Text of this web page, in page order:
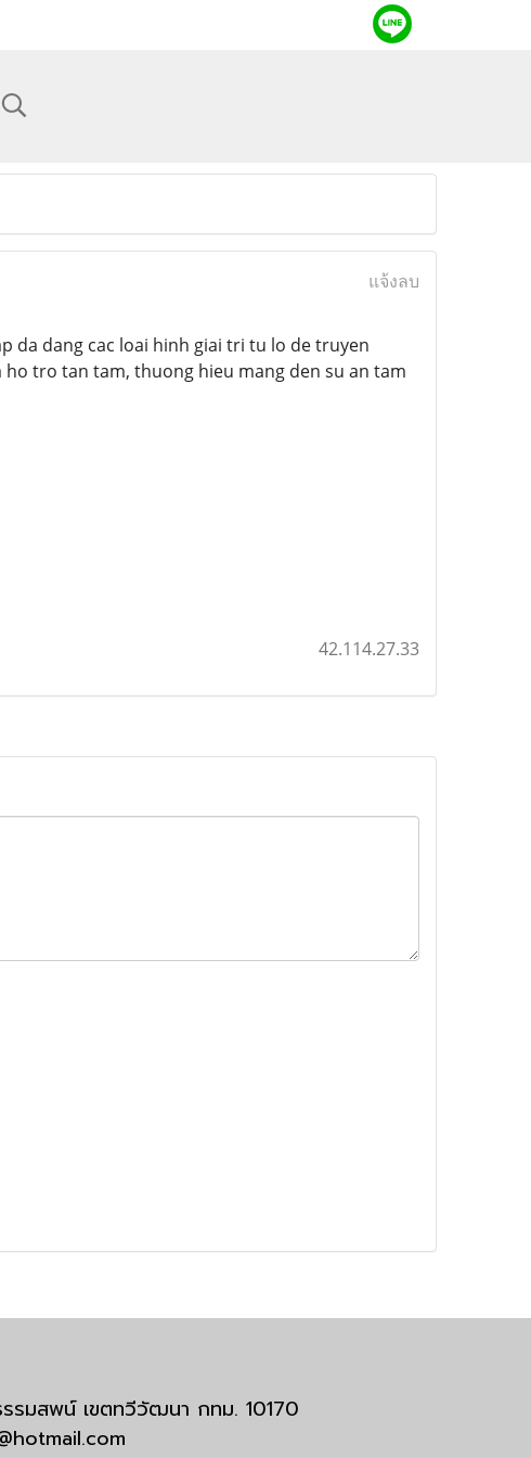
แจ้งลบ
da dang cac loai hinh giai tri tu lo de truyen
tro tan tam, thuong hieu mang den su an tam
42.114.27.33
มสพน์ เขตทวีวัฒนา กทม. 10170